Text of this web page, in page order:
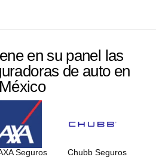
en su panel las
de auto en
México
Seguros Chubb Seguros